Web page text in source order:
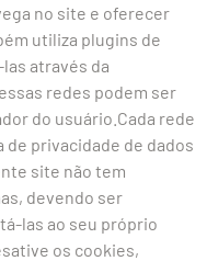
no site e oferecer
utiliza plugins de
através da
redes podem ser
do usuário.Cada rede
privacidade de dados
site não tem
devendo ser
las ao seu próprio
os cookies,